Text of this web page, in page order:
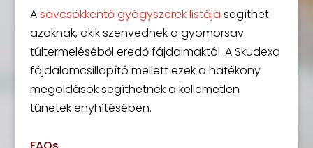
Asavcsökkentő gyógyszerek listája segíthet
azoknak, akik szenvednek a gyomorsav
túltermeléséből eredő fájdalmaktól. A Skudexa
fájdalomcsillapító mellett ezek a hatékony
megoldások segíthetnek a kellemetlen
tünetek enyhítésében.